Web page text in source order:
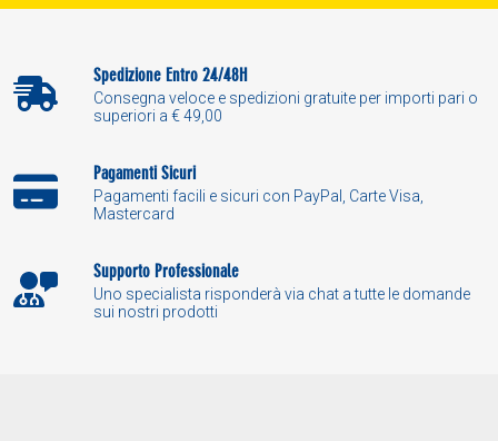
Spedizione Entro 24/48H
Consegna veloce e spedizioni gratuite per importi pari o
superiori a € 49,00
Pagamenti Sicuri
Pagamenti facili e sicuri con PayPal, Carte Visa,
Mastercard
Supporto Professionale
Uno specialista risponderà via chat a tutte le domande
sui nostri prodotti